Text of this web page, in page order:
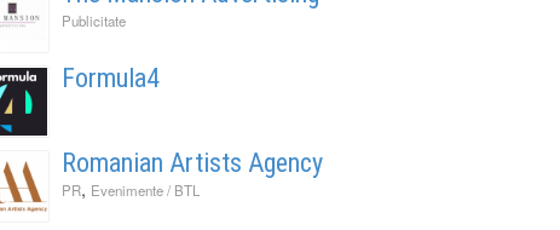
Publicitate
Formula4
Romanian Artists Agency
PR, Evenimente / BTL